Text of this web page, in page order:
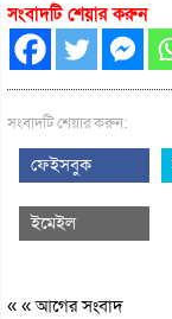
সংবাদটি শেয়ার করুন
সংবাদটি শেয়ার করুন:
ফেইসবুক
ইমেইল
« «আগের সংবাদ